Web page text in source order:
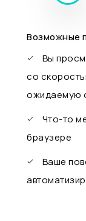
Возможные
Вы
со
ожидаемую
Что-то
браузере
Ваше